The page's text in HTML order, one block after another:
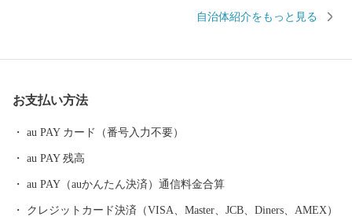
泉がある“留辺蘂” の、それぞれ魅力にあふれた4つの地域が一つに
の税務署にお問い合わせください。
自治体紹介をもっと見る
お支払い方法
au PAY カード（番号入力不要）
au PAY 残高
au PAY（auかんたん決済）通信料金合算
クレジットカード決済（VISA、Master、JCB、Diners、AMEX）